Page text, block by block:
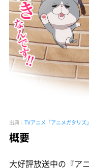
出典： TVアニメ「アニメガタリズ
概要
大好評放送中の『ア